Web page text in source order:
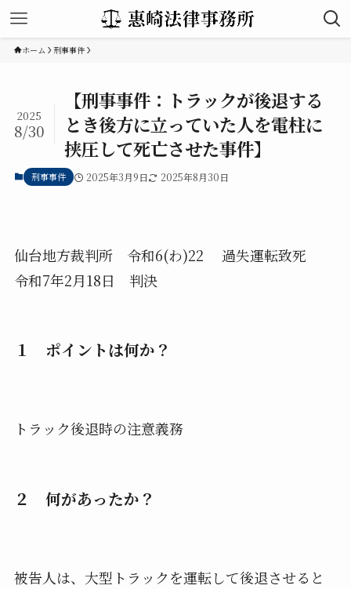
ホーム 刑事事件
【刑事事件：トラックが後退する
とき後方に立っていた人を電柱に
挟圧して死亡させた事件】
2025
8/30
刑事事件 2025年3月9日 2025年8月30日
仙台地方裁判所 令和6(わ)22 過失運転致死
令和7年2月18日 判決
１ ポイントは何か？
トラック後退時の注意義務
２ 何があったか？
被告人は、大型トラックを運転して後退させると